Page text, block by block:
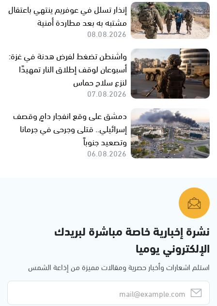
إنذار تسلل في عوفريم ينتهي باعتقال
مشتبه به بعد مطاردة أمنية
08.08.2026
واشنطن تضغط لفرض هدنة في غزة:
أسبوعان لوقف إطلاق النار تمهيدًا
لنزع سلاح حماس
07.08.2026
دمشق على وقع انفجار دامٍ وقصف
إسرائيلي.. قتلى وجرحى في جرمانا
وتصعيد جنوباً
06.08.2026
نشرة إخبارية خاصة مباشرة لبريدك
الإلكتروني يوميا
استلم اشعارات وأخبار حصرية ومقالات مميزة من إذاعة الشمس